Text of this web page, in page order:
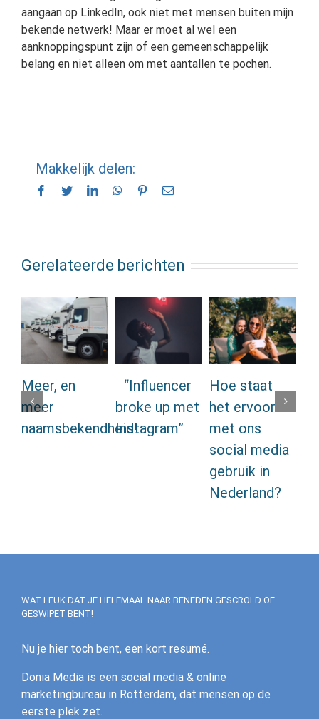
aangaan op LinkedIn, ook niet met mensen buiten mijn
bekende netwerk! Maar er moet al wel een
aanknoppingspunt zijn of een gemeenschappelijk
belang en niet alleen om met aantallen te pochen.
Makkelijk delen:
Facebook
TwitterLinkedInWhatsApp
Pinterest
E-
Gerelateerde berichten
Meer, en
meer
naamsbekendheid!
“Influencer
broke up met
Instagram”
Hoe staat
het ervoor
met ons
social media
gebruik in
Nederland?
WAT LEUK DAT JE HELEMAAL NAAR BENEDEN GESCROLD OF
GESWIPET BENT!
Nu je hier toch bent, een kort resumé.
Donia Media is een social media & online
marketingbureau in Rotterdam, dat mensen op de
eerste plek zet.